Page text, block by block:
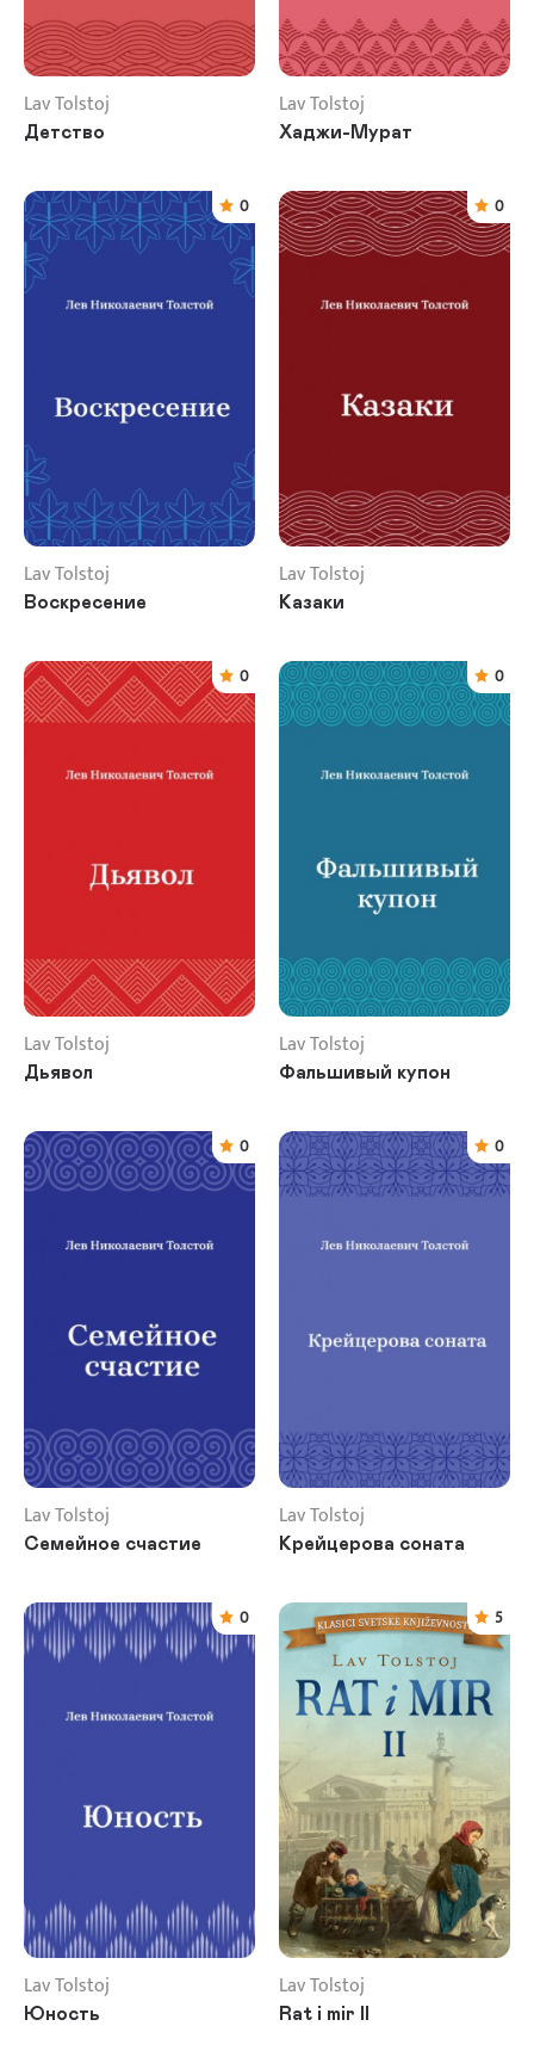
Lav Tolstoj
Детство
Lav Tolstoj
Хаджи-Мурат
0
Lav Tolstoj
Воскресение
0
Lav Tolstoj
Казаки
0
Lav Tolstoj
Дьявол
0
Lav Tolstoj
Фальшивый купон
0
Lav Tolstoj
Семейное счастие
0
Lav Tolstoj
Крейцерова соната
0
Lav Tolstoj
Юность
5
Lav Tolstoj
Rat i mir II